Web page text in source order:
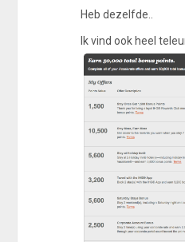
Heb dezelfde..
Ik vind ook heel